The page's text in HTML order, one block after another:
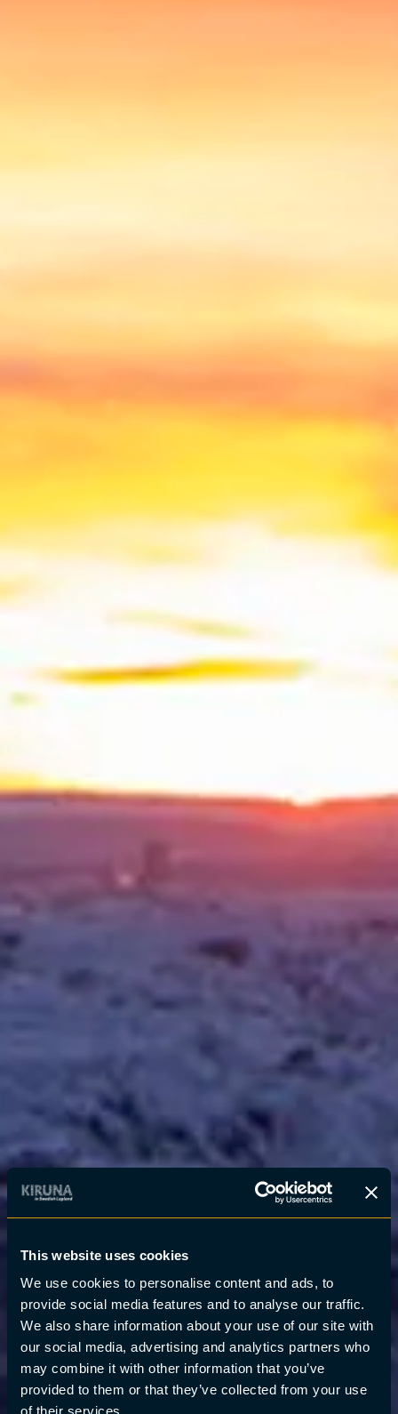
This website uses cookies
We use cookies to personalise content and ads, to
provide social media features and to analyse our traffic.
We also share information about your use of our site with
our social media, advertising and analytics partners who
may combine it with other information that you’ve
provided to them or that they’ve collected from your use
of their services.